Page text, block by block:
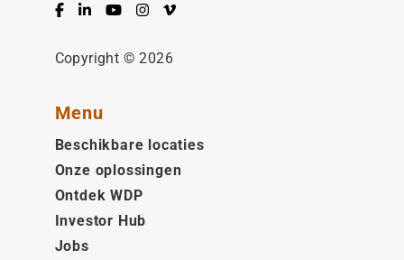
Facebook
LinkedInYouTubeInstagram
Vimeo
Copyright © 2026
Menu
Beschikbare locaties
Onze oplossingen
Ontdek WDP
Investor Hub
Jobs